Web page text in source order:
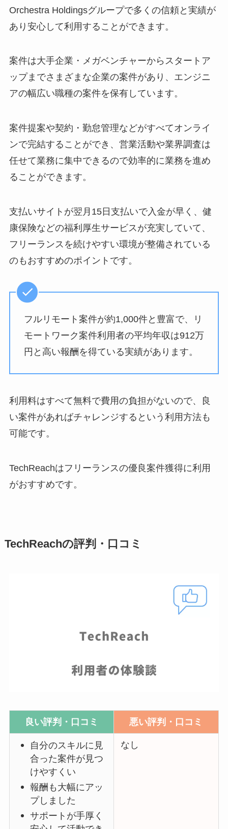
Orchestra Holdingsグループで多くの信頼と実績が
あり安心して利用することができます。
案件は大手企業・メガベンチャーからスタートア
ップまでさまざまな企業の案件があり、エンジニ
アの幅広い職種の案件を保有しています。
案件提案や契約・勤怠管理などがすべてオンライ
ンで完結することができ、営業活動や業界調査は
任せて業務に集中できるので効率的に業務を進め
ることができます。
支払いサイトが翌月15日支払いで入金が早く、健
康保険などの福利厚生サービスが充実していて、
フリーランスを続けやすい環境が整備されている
のもおすすめのポイントです。
フルリモート案件が約1,000件と豊富で、リ
モートワーク案件利用者の平均年収は912万
円と高い報酬を得ている実績があります。
利用料はすべて無料で費用の負担がないので、良
い案件があればチャレンジするという利用方法も
可能です。
TechReachはフリーランスの優良案件獲得に利用
がおすすめです。
TechReachの評判・口コミ
良い評判・口コミ 悪い評判・口コミ
自分のスキルに見
合った案件が見つ
けやすくい
報酬も大幅にアッ
プしました
サポートが手厚く
なし